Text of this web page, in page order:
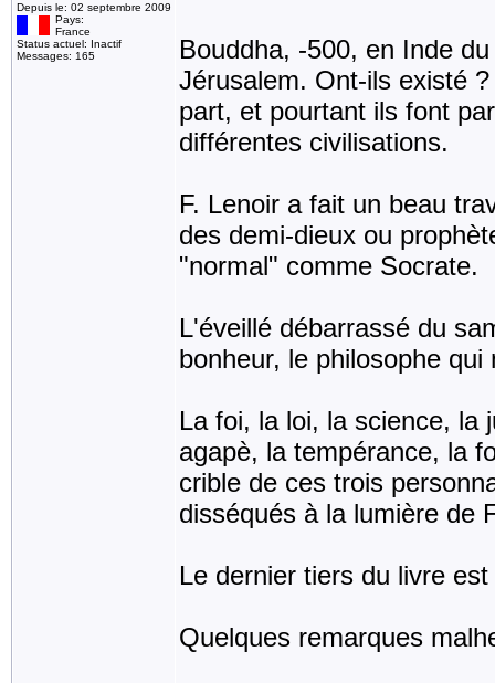
Depuis le: 02 septembre 2009
Pays:
France
Status actuel: Inactif
Messages: 165
Bouddha, -500, en Inde
Jérusalem. Ont-ils existé
part, et pourtant ils font
différentes civilisations.
F. Lenoir a fait un beau
des demi-dieux ou
"normal" comme Socrate.
L'éveillé débarrassé du
bonheur, le philosophe
La foi, la loi, la science, la
agapè, la tempérance, la
crible de ces trois
disséqués à la lumière de
Le dernier tiers du livre
Quelques remarques